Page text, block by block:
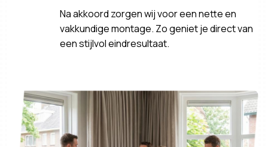
Na akkoord zorgen wij voor een nette en
vakkundige montage. Zo geniet je direct van
een stijlvol eindresultaat.